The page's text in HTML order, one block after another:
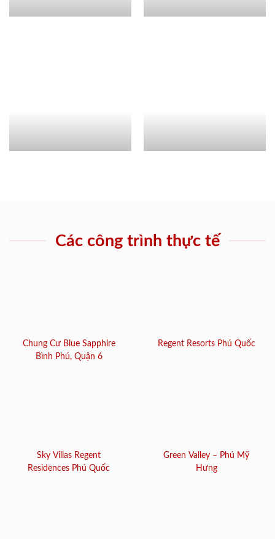
Các công trình thực tế
Chung Cư Blue Sapphire
Bình Phú, Quận 6
Regent Resorts Phú Quốc
Sky Villas Regent
Residences Phú Quốc
Green Valley – Phú Mỹ
Hưng